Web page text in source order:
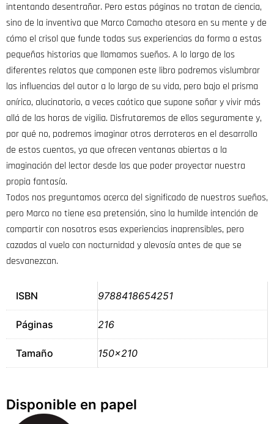
intentando desentrañar. Pero estas páginas no tratan de ciencia,
sino de la inventiva que Marco Camacho atesora en su mente y de
cómo el crisol que funde todas sus experiencias da forma a estas
pequeñas historias que llamamos sueños. A lo largo de los
diferentes relatos que componen este libro podremos vislumbrar
las influencias del autor a lo largo de su vida, pero bajo el prisma
onírico, alucinatorio, a veces caótico que supone soñar y vivir más
allá de las horas de vigilia. Disfrutaremos de ellos seguramente y,
por qué no, podremos imaginar otros derroteros en el desarrollo
de estos cuentos, ya que ofrecen ventanas abiertas a la
imaginación del lector desde las que poder proyectar nuestra
propia fantasía.
Todos nos preguntamos acerca del significado de nuestros sueños,
pero Marco no tiene esa pretensión, sino la humilde intención de
compartir con nosotros esas experiencias inaprensibles, pero
cazadas al vuelo con nocturnidad y alevosía antes de que se
desvanezcan.
ISBN 9788418654251
Páginas 216
Tamaño 150×210
Disponible en papel